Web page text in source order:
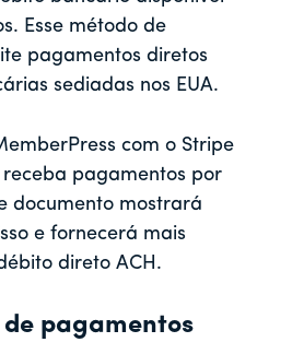
Esse método de
pagamentos diretos
sediadas nos EUA.
com o Stripe
pagamentos por
documento mostrará
e fornecerá mais
direto ACH.
de pagamentos